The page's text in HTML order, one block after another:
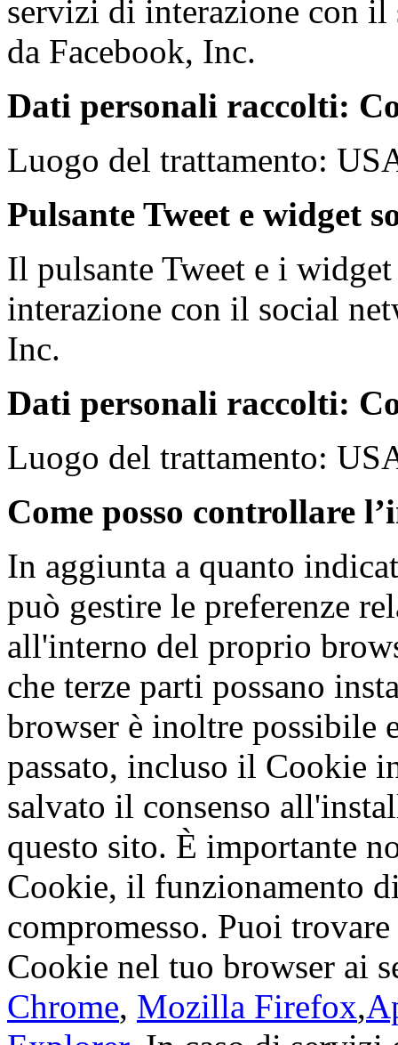
servizi di interazione con
da Facebook, Inc.
Dati personali raccolti:
Luogo del trattamento:
Pulsante Tweet e widget
Il pulsante Tweet e i
interazione con il social
Inc.
Dati personali raccolti:
Luogo del trattamento:
Come posso controllare
In aggiunta a quanto
può gestire le preferenze
all'interno del proprio
che terze parti possano
browser è inoltre
passato, incluso il Cookie
salvato il consenso
questo sito. È importante
Cookie, il funzionamento
compromesso. Puoi
Cookie nel tuo browser ai
Chrome, Mozilla Firefox,